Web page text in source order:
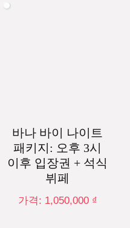
바나 바이 나이트
패키지: 오후 3시
이후 입장권 + 석식
뷔페
가격: 1,050,000 ₫